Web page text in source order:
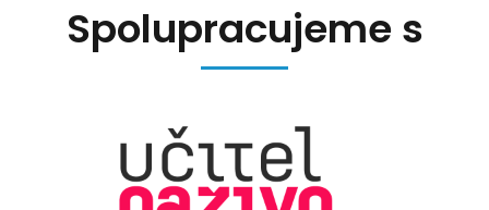
Spolupracujeme s